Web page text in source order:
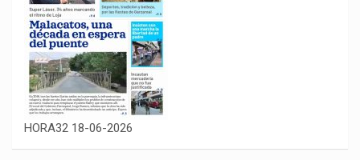
HORA32 18-06-2026